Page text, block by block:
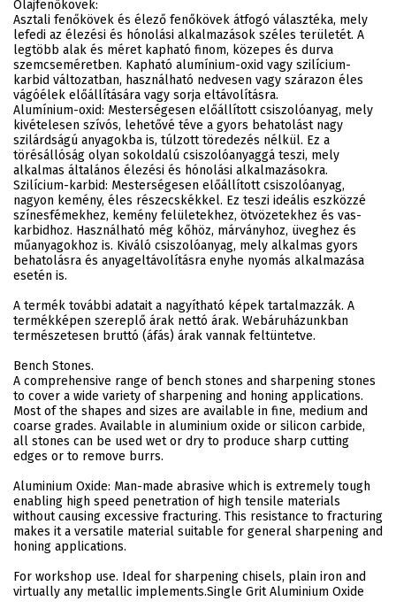
Olajfenőkövek:
Asztali fenőkövek és élező fenőkövek átfogó választéka, mely
lefedi az élezési és hónolási alkalmazások széles területét. A
legtöbb alak és méret kapható finom, közepes és durva
szemcseméretben. Kapható alumínium-oxid vagy szilícium-
karbid változatban, használható nedvesen vagy szárazon éles
vágóélek előállítására vagy sorja eltávolításra.
Alumínium-oxid: Mesterségesen előállított csiszolóanyag, mely
kivételesen szívós, lehetővé téve a gyors behatolást nagy
szilárdságú anyagokba is, túlzott töredezés nélkül. Ez a
törésállóság olyan sokoldalú csiszolóanyaggá teszi, mely
alkalmas általános élezési és hónolási alkalmazásokra.
Szilícium-karbid: Mesterségesen előállított csiszolóanyag,
nagyon kemény, éles részecskékkel. Ez teszi ideális eszközzé
színesfémekhez, kemény felületekhez, ötvözetekhez és vas-
karbidhoz. Használható még kőhöz, márványhoz, üveghez és
műanyagokhoz is. Kiváló csiszolóanyag, mely alkalmas gyors
behatolásra és anyageltávolításra enyhe nyomás alkalmazása
esetén is.
A termék további adatait a nagyítható képek tartalmazzák. A
termékképen szereplő árak nettó árak. Webáruházunkban
természetesen bruttó (áfás) árak vannak feltüntetve.
Bench Stones.
A comprehensive range of bench stones and sharpening stones
to cover a wide variety of sharpening and honing applications.
Most of the shapes and sizes are available in fine, medium and
coarse grades. Available in aluminium oxide or silicon carbide,
all stones can be used wet or dry to produce sharp cutting
edges or to remove burrs.
Aluminium Oxide: Man-made abrasive which is extremely tough
enabling high speed penetration of high tensile materials
without causing excessive fracturing. This resistance to fracturing
makes it a versatile material suitable for general sharpening and
honing applications.
For workshop use. Ideal for sharpening chisels, plain iron and
virtually any metallic implements.Single Grit Aluminium Oxide